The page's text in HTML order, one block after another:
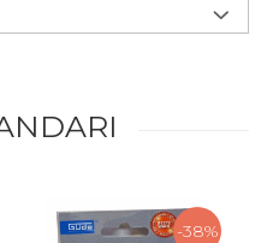
-38%